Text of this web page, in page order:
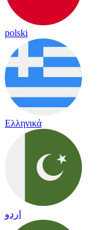
polski
Ελληνικά
اردو